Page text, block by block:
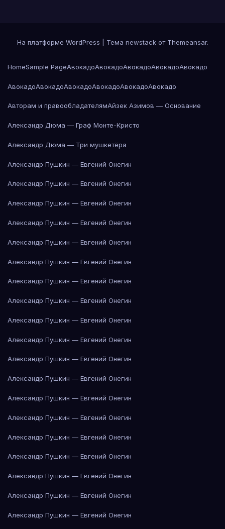
На платформе WordPress Тема newstack от Themeansar.
HomeSample PageАвокадоАвокадоАвокадоАвокадоАвокадо
АвокадоАвокадоАвокадоАвокадоАвокадоАвокадо
Авторам и правообладателямАйзек Азимов — Основание
Александр Дюма — Граф Монте-Кристо
Александр Дюма — Три мушкетёра
Александр Пушкин — Евгений Онегин
Александр Пушкин — Евгений Онегин
Александр Пушкин — Евгений Онегин
Александр Пушкин — Евгений Онегин
Александр Пушкин — Евгений Онегин
Александр Пушкин — Евгений Онегин
Александр Пушкин — Евгений Онегин
Александр Пушкин — Евгений Онегин
Александр Пушкин — Евгений Онегин
Александр Пушкин — Евгений Онегин
Александр Пушкин — Евгений Онегин
Александр Пушкин — Евгений Онегин
Александр Пушкин — Евгений Онегин
Александр Пушкин — Евгений Онегин
Александр Пушкин — Евгений Онегин
Александр Пушкин — Евгений Онегин
Александр Пушкин — Евгений Онегин
Александр Пушкин — Евгений Онегин
Александр Пушкин — Евгений Онегин